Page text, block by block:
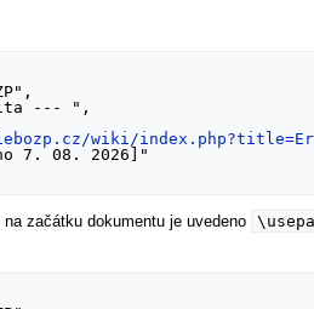
wiki/
začátku dokumentu je uvedeno